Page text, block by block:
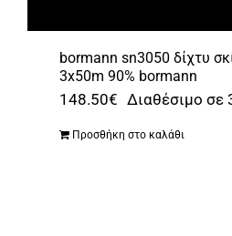
bormann sn3050 δίχτυ
3x50m 90% bormann
148.50€ Διαθέσιμο σε
Προσθήκη στο καλάθι